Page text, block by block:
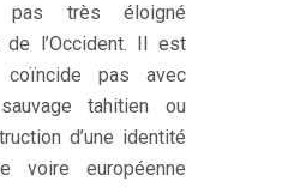
pas très éloigné
de l’Occident. Il est
pas avec
tahitien ou
d’une identité
voire européenne